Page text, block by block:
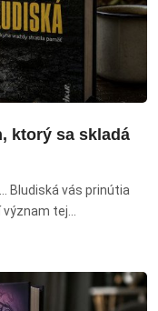
ktorý sa skladá
Bludiská vás prinútia
význam tej
otázku. Kráľ
puzzle.